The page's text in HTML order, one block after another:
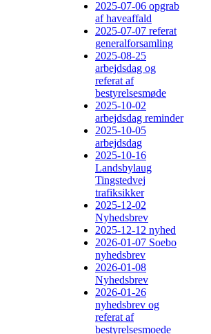
2025-07-06 opgrab
af haveaffald
2025-07-07 referat
generalforsamling
2025-08-25
arbejdsdag og
referat af
bestyrelsesmøde
2025-10-02
arbejdsdag reminder
2025-10-05
arbejdsdag
2025-10-16
Landsbylaug
Tingstedvej
trafiksikker
2025-12-02
Nyhedsbrev
2025-12-12 nyhed
2026-01-07 Soebo
nyhedsbrev
2026-01-08
Nyhedsbrev
2026-01-26
nyhedsbrev og
referat af
bestyrelsesmoede